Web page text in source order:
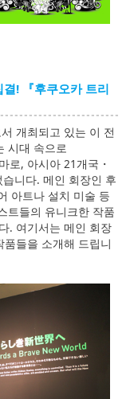
! 『후쿠오카 트리
개최되고 있는 이 전
시대 속으로
로, 아시아 21개국・
니다. 메인 회장인 후
아트나 설치 미술 등
트들의 유니크한 작품
. 여기서는 메인 회장
들을 소개해 드립니